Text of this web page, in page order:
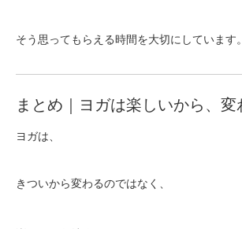
そう思ってもらえる時間を大切にしています。
まとめ｜ヨガは楽しいから、変
ヨガは、
きついから変わるのではなく、